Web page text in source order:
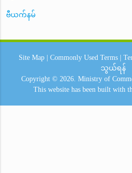
ဗီယက်နမ်
Site Map Commonly Used Terms
သွယ်ရန်
Copyright © 2026. Ministry of
This website has been built with